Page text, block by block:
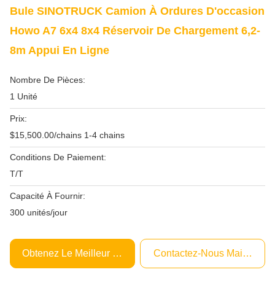
Bule SINOTRUCK Camion À Ordures D'occasion
Howo A7 6x4 8x4 Réservoir De Chargement 6,2-
8m Appui En Ligne
Nombre De Pièces:
1 Unité
Prix:
$15,500.00/chains 1-4 chains
Conditions De Paiement:
T/T
Capacité À Fournir:
300 unités/jour
Obtenez Le Meilleur Prix Contactez-Nous Maintenant